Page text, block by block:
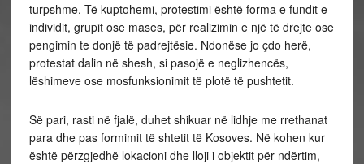
turpshme. Të kuptohemi, protestimi është forma e fundit e
individit, grupit ose mases, për realizimin e një të drejte ose
pengimin te donjë të padrejtësie. Ndonëse jo çdo herë,
protestat dalin në shesh, si pasojë e neglizhencës,
lëshimeve ose mosfunksionimit të plotë të pushtetit.
Së pari, rasti në fjalë, duhet shikuar në lidhje me rrethanat
para dhe pas formimit të shtetit të Kosoves. Në kohen kur
është përzgjedhë lokacioni dhe lloji i objektit për ndërtim,